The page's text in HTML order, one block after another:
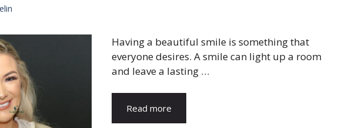
Having a beautiful smile is something that
everyone desires. A smile can light up a room
and leave a lasting …
Read more